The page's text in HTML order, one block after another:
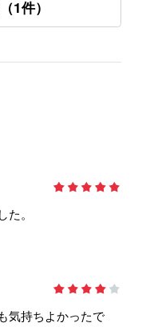
1件）
。
気持ちよかったで